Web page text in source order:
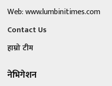
Web: www.lumbinitimes.com
Contact Us
हाम्रो टीम
नेभिगेशन